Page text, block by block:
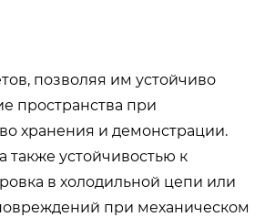
позволяя им устойчиво
пространства при
хранения и демонстрации.
также устойчивостью к
в холодильной цепи или
при механическом